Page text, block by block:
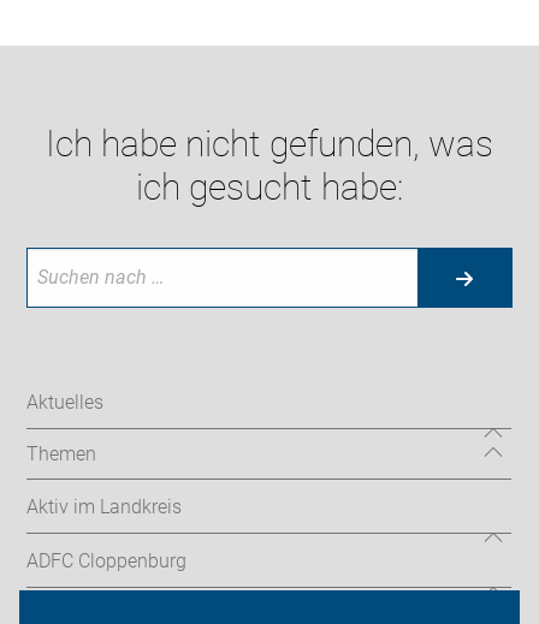
Ich habe nicht gefunden, was
ich gesucht habe:
Aktuelles
Themen
Aktiv im Landkreis
ADFC Cloppenburg